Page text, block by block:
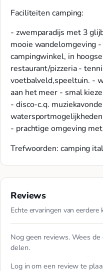
Faciliteiten camping:
- zwemparadijs met 3
mooie wandelomgeving
campingwinkel, in
restaurant/pizzeria -
voetbalveld,speeltuin. -
aan het meer - smal
- disco-c.q.
- prachtige omgeving
Trefwoorden: camping
Reviews
Echte ervaringen van eerdere
Nog geen reviews. Wees
delen.
Log in om een review te